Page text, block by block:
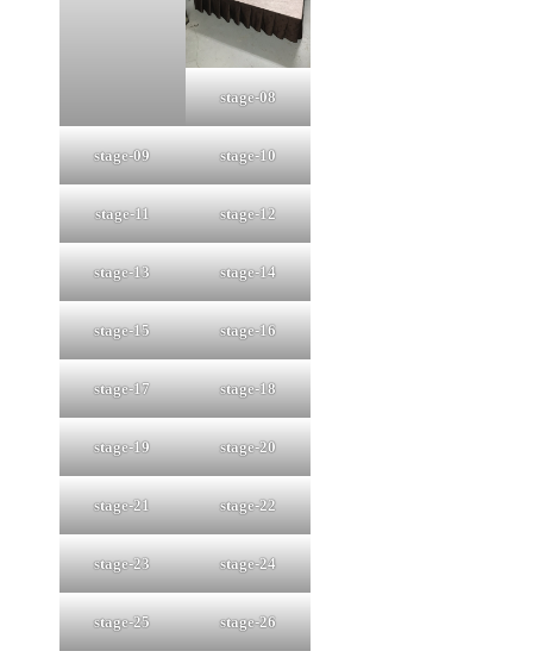
stage-08
stage-09 stage-10
stage-11 stage-12
stage-13 stage-14
stage-15 stage-16
stage-17 stage-18
stage-19 stage-20
stage-21 stage-22
stage-23 stage-24
stage-25 stage-26